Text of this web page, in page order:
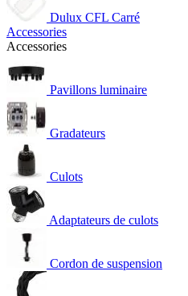
Dulux CFL Carré
Accessories
Accessories
Pavillons luminaire
Gradateurs
Culots
Adaptateurs de culots
Cordon de suspension